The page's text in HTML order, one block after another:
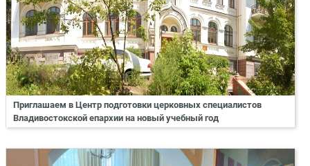
Приглашаем в Центр подготовки церковных специалистов
Владивостокской епархии на новый учебный год